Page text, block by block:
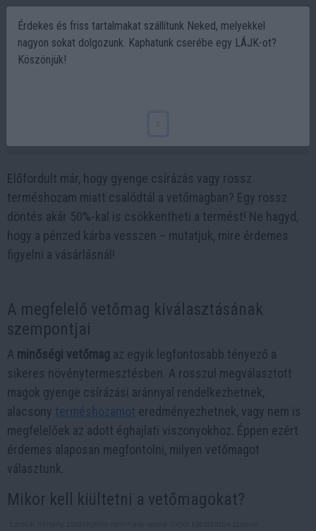
Előfordult már, hogy gyenge csírázás vagy rossz
terméshozam miatt csalódtál a vetőmagban? Egy rossz
döntés akár 50%-kal is csökkentheti a termést! Ne hagyd,
hogy a pénzed kárba vesszen – mutatjuk, mire érdemes
figyelni a vásárlásnál!
A megfelelő vetőmag kiválasztásának
szempontjai
A minőségi vetőmag az egyik legfontosabb tényező a
sikeres növénytermesztésben. A rosszul megválasztott
magok gyenge csírázási aránnyal rendelkezhetnek,
alacsony terméshozamot eredményezhetnek, vagy nem is
megfelelőek az adott éghajlati viszonyokhoz. Éppen ezért
érdemes alaposan megfontolni, milyen vetőmagot
választunk.
Mikor kell kiültetni a vetőmagokat?
Érdekes és friss tartalmakat szállítunk Neked, melyekkel
nagyon sokat dolgozunk. Kaphatunk cserébe egy LÁJK-ot?
Köszönjük!